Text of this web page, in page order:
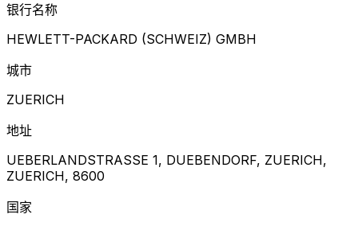
银行名称
HEWLETT-PACKARD (SCHWEIZ) GMBH
城市
ZUERICH
地址
UEBERLANDSTRASSE 1, DUEBENDORF, ZUERICH,
ZUERICH, 8600
国家